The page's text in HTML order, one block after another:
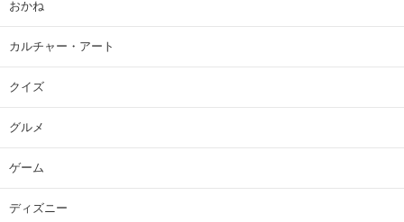
おかね
カルチャー・アート
クイズ
グルメ
ゲーム
ディズニー